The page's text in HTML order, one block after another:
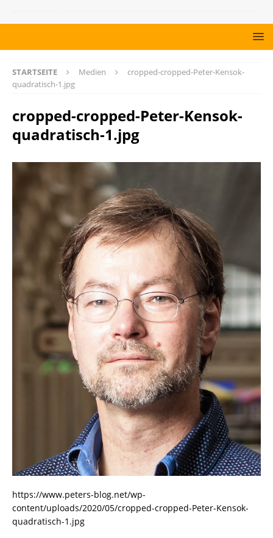
STARTSEITE Medien
cropped-cropped-Peter-Kensok-
quadratisch-1.jpg
cropped-cropped-Peter-Kensok-
quadratisch-1.jpg
https://www.peters-blog.net/wp-
content/uploads/2020/05/cropped-cropped-Peter-Kensok-
quadratisch-1.jpg